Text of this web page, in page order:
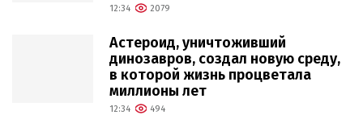
12:34 2079
Астероид, уничтоживший
динозавров, создал новую среду,
в которой жизнь процветала
миллионы лет
12:34 494